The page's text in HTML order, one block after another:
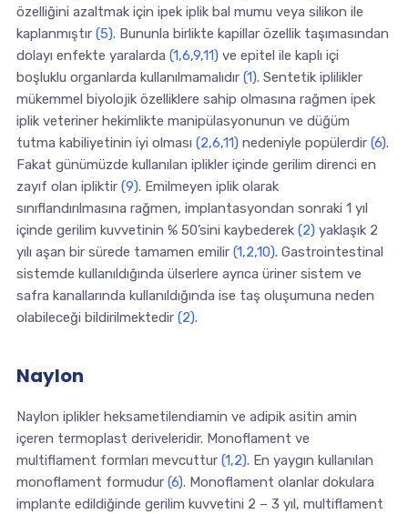
özelliğini azaltmak için ipek iplik bal mumu veya silikon ile
kaplanmıştır (5). Bununla birlikte kapillar özellik taşımasından
dolayı enfekte yaralarda (1,6,9,11) ve epitel ile kaplı içi
boşluklu organlarda kullanılmamalıdır (1). Sentetik iplilikler
mükemmel biyolojik özelliklere sahip olmasına rağmen ipek
iplik veteriner hekimlikte manipülasyonunun ve düğüm
tutma kabiliyetinin iyi olması (2,6,11) nedeniyle popülerdir (6).
Fakat günümüzde kullanılan iplikler içinde gerilim direnci en
zayıf olan ipliktir (9). Emilmeyen iplik olarak
sınıflandırılmasına rağmen, implantasyondan sonraki 1 yıl
içinde gerilim kuvvetinin % 50’sini kaybederek (2) yaklaşık 2
yılı aşan bir sürede tamamen emilir (1,2,10). Gastrointestinal
sistemde kullanıldığında ülserlere ayrıca üriner sistem ve
safra kanallarında kullanıldığında ise taş oluşumuna neden
olabileceği bildirilmektedir (2).
Naylon
Naylon iplikler heksametilendiamin ve adipik asitin amin
içeren termoplast deriveleridir. Monoflament ve
multiflament formları mevcuttur (1,2). En yaygın kullanılan
monoflament formudur (6). Monoflament olanlar dokulara
implante edildiğinde gerilim kuvvetini 2 – 3 yıl, multiflament